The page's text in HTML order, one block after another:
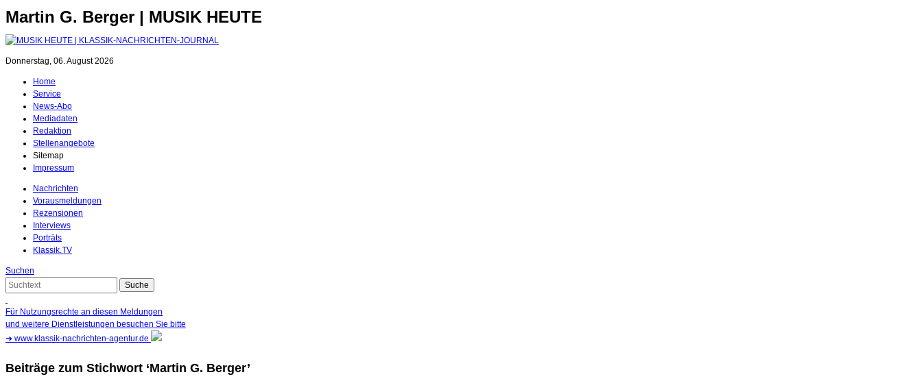
Martin G. Berger | MUSIK HEUTE
Donnerstag, 06. August 2026
Home
Service
News-Abo
Mediadaten
Redaktion
Stellenangebote
Sitemap
Impressum
Nachrichten
Vorausmeldungen
Rezensionen
Interviews
Porträts
Klassik.TV
Suchen
Für Nutzungsrechte an diesen Meldungen
und weitere Dienstleistungen besuchen Sie bitte
➜ www.klassik-nachrichten-agentur.de
Beiträge zum Stichwort ‘Martin G. Berger’